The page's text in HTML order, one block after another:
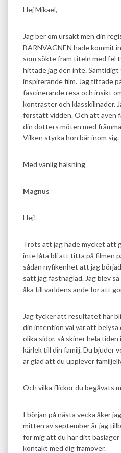
Hej Mikael,
Jag ber om ursäkt men din
BARNVAGNEN hade kommit
som sökte fram titeln med fel
hittade jag den inte. Samtidigt
inspirerande film. Jag tittade
fascinerande resa och insikt
kontraster och klasskillnader.
förstått vidden. Och att även
din dotters möten med
Vilken styrka hon bär inom sig.
Med vänlig hälsning
Magnus
Hej!
Trots att jag hade mycket att
inte låta bli att titta på filmen
sådan nyfikenhet att jag
satt jag fastnaglad. Jag blev
åka till världens ände för att
Jag tycker att resultatet har
din intention väl var att belysa
olika sidor, så skiner hela
kärlek till din familj. Du bjuder
är glad att du upplever
Och vilka flickor du begåvats
I början på nästa vecka åker
mitten av september är jag
för mig att du har ditt basläger
kontakt med dig framöver.